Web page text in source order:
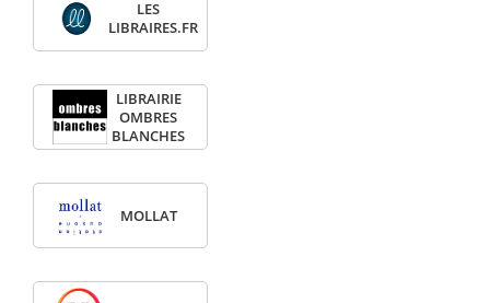
LES
LIBRAIRES.FR
LIBRAIRIE
OMBRES
BLANCHES
MOLLAT